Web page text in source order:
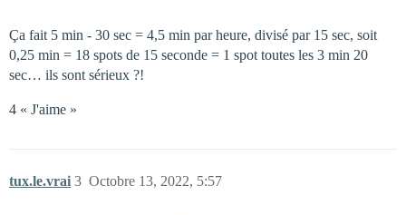
Ça fait 5 min - 30 sec = 4,5 min par heure, divisé par 15 sec, soit
0,25 min = 18 spots de 15 seconde = 1 spot toutes les 3 min 20
sec… ils sont sérieux ?!
4 « J'aime »
tux.le.vrai Octobre 13, 2022, 5:57
3